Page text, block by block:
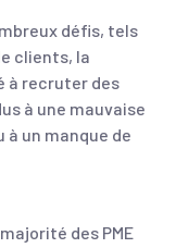
défis, tels
clients, la
à recruter des
à une mauvaise
un manque de
des PME